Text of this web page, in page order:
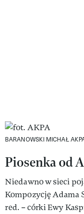
BARANOWSKI MICHAŁ
Piosenka od
Niedawno w sieci
Kompozycję Adama
red. – córki Ewy